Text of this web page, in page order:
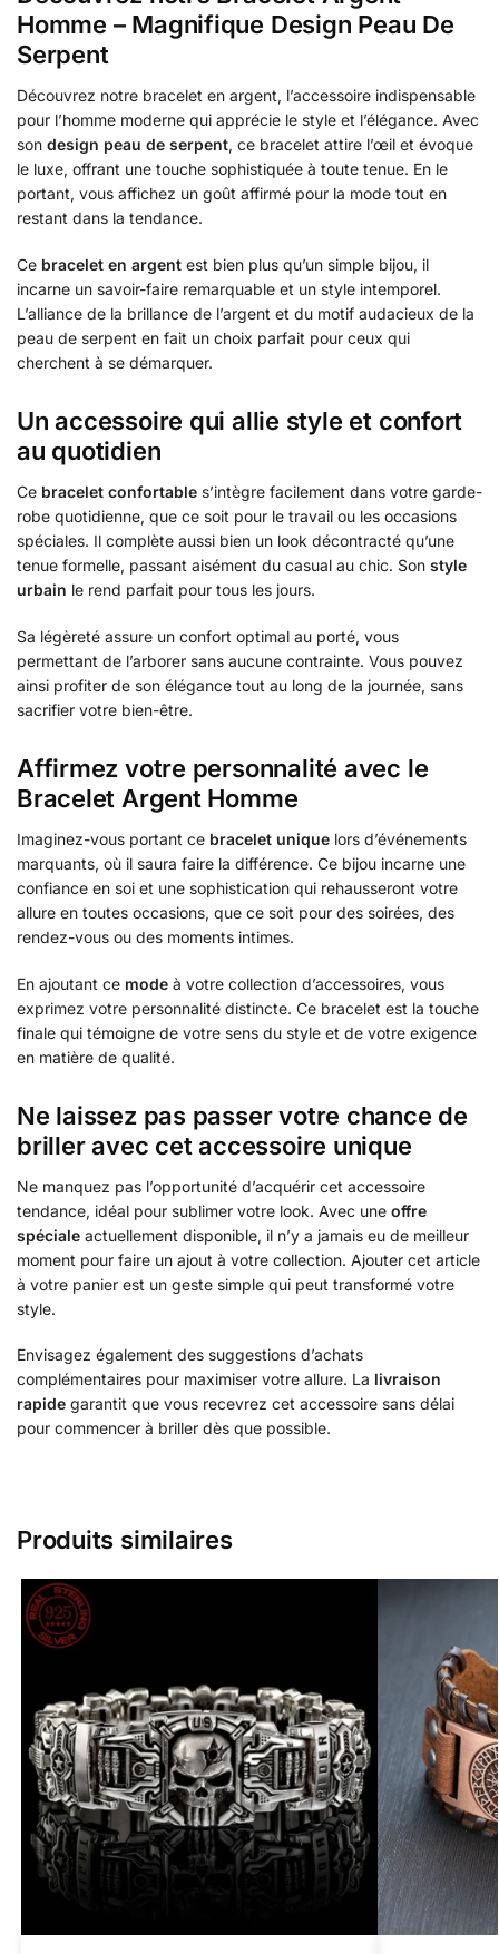
Homme – Magnifique Design Peau De
Serpent
Découvrez notre bracelet en argent, l’accessoire indispensable
pour l’homme moderne qui apprécie le style et l’élégance. Avec
son design peau de serpent, ce bracelet attire l’œil et évoque
le luxe, offrant une touche sophistiquée à toute tenue. En le
portant, vous affichez un goût affirmé pour la mode tout en
restant dans la tendance.
Ce bracelet en argent est bien plus qu’un simple bijou, il
incarne un savoir-faire remarquable et un style intemporel.
L’alliance de la brillance de l’argent et du motif audacieux de la
peau de serpent en fait un choix parfait pour ceux qui
cherchent à se démarquer.
Un accessoire qui allie style et confort
au quotidien
Ce bracelet confortable s’intègre facilement dans votre garde-
robe quotidienne, que ce soit pour le travail ou les occasions
spéciales. Il complète aussi bien un look décontracté qu’une
tenue formelle, passant aisément du casual au chic. Son style
urbain le rend parfait pour tous les jours.
Sa légèreté assure un confort optimal au porté, vous
permettant de l’arborer sans aucune contrainte. Vous pouvez
ainsi profiter de son élégance tout au long de la journée, sans
sacrifier votre bien-être.
Affirmez votre personnalité avec le
Bracelet Argent Homme
Imaginez-vous portant ce bracelet unique lors d’événements
marquants, où il saura faire la différence. Ce bijou incarne une
confiance en soi et une sophistication qui rehausseront votre
allure en toutes occasions, que ce soit pour des soirées, des
rendez-vous ou des moments intimes.
En ajoutant ce mode à votre collection d’accessoires, vous
exprimez votre personnalité distincte. Ce bracelet est la touche
finale qui témoigne de votre sens du style et de votre exigence
en matière de qualité.
Ne laissez pas passer votre chance de
briller avec cet accessoire unique
Ne manquez pas l’opportunité d’acquérir cet accessoire
tendance, idéal pour sublimer votre look. Avec une offre
spéciale actuellement disponible, il n’y a jamais eu de meilleur
moment pour faire un ajout à votre collection. Ajouter cet article
à votre panier est un geste simple qui peut transformé votre
style.
Envisagez également des suggestions d’achats
complémentaires pour maximiser votre allure. La livraison
rapide garantit que vous recevrez cet accessoire sans délai
pour commencer à briller dès que possible.
Produits similaires